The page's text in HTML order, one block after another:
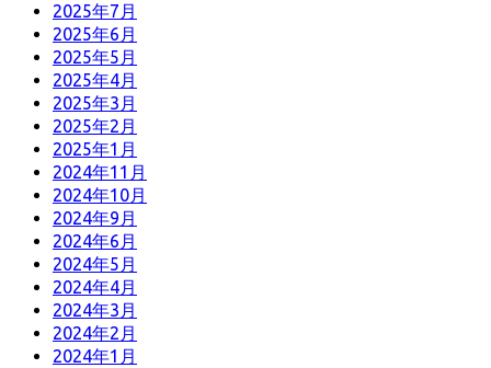
2025年7月
2025年6月
2025年5月
2025年4月
2025年3月
2025年2月
2025年1月
2024年11月
2024年10月
2024年9月
2024年6月
2024年5月
2024年4月
2024年3月
2024年2月
2024年1月